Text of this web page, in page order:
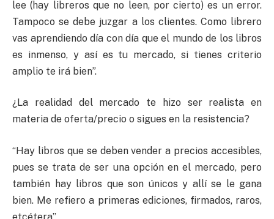
lee (hay libreros que no leen, por cierto) es un error.
Tampoco se debe juzgar a los clientes. Como librero
vas aprendiendo día con día que el mundo de los libros
es inmenso, y así es tu mercado, si tienes criterio
amplio te irá bien”.
¿La realidad del mercado te hizo ser realista en
materia de oferta/precio o sigues en la resistencia?
“Hay libros que se deben vender a precios accesibles,
pues se trata de ser una opción en el mercado, pero
también hay libros que son únicos y allí se le gana
bien. Me refiero a primeras ediciones, firmados, raros,